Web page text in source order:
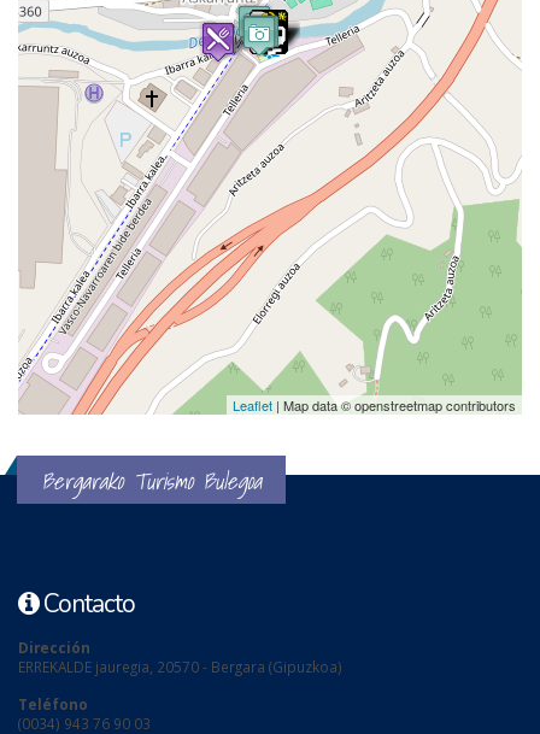
Leaflet | Map data © openstreetmap contributors
Bergarako Turismo Bulegoa
Contacto
Dirección
ERREKALDE jauregia, 20570 - Bergara (Gipuzkoa)
Teléfono
(0034) 943 76 90 03